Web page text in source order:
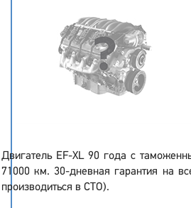
Двигатель EF-XL 90 года с
71000 км. 30-дневная гарантия на
производиться в СТО).